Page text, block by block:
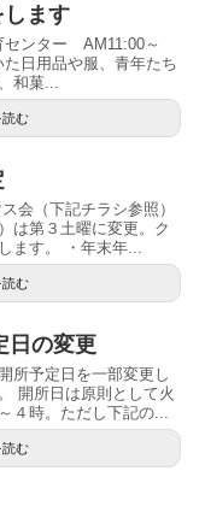
ます
ンター AM11:00～
日用品や服、青年たち
和菓...
む
会（下記チラシ参照）
は第３土曜に変更。ク
ます。 ・年末年...
む
の変更
所予定日を一部変更し
開所日は原則として火
４時。ただし下記の...
む